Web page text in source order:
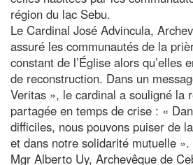
région du lac Sebu.
Le Cardinal José Advincula,
assuré les communautés de la
constant de l’Église alors qu’elles
de reconstruction. Dans un
Veritas », le cardinal a souligné la
partagée en temps de crise : «
difficiles, nous pouvons puiser de
et dans notre solidarité mutuelle ».
Mgr Alberto Uy, Archevêque de